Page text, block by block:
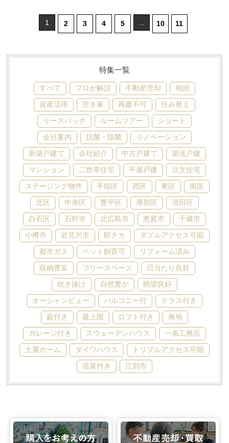
1 2 3 4 5 10 11
特集一覧
すべて プロが解説 不動産売却
相続
資産活用
空き家 再建不可
住み替え
リースバック
ルームツアー
ショート
会社案内
抗菌・除菌
リノベーション
新築戸建て
会社紹介 中古戸建て
築浅戸建
マンション
二世帯住宅 平屋戸建
注文住宅
ステージング物件
手稲区 西区 東区
南区
北区
中央区 豊平区 厚別区
清田区
白石区
石狩市 北広島市 恵庭市
千歳市
小樽市
岩見沢市 駅チカ
ダブルアクセス可能
都市ガス
ペット飼育可
リフォーム済み
収納豊富
フリースペース
日当たり良好
吹き抜け
自然豊か
眺望良好
オーシャンビュー
バルコニー付
テラス付き
庭付き
最上階 ロフト付き
角地
ガレージ付き
スウェーデンハウス
一条工務店
土屋ホーム
ダイワハウス
トリプルアクセス可能
温泉付き
江別市